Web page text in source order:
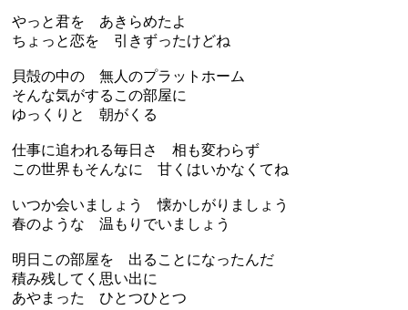
やっと君を あきらめたよ
ちょっと恋を 引きずったけどね
貝殻の中の 無人のプラットホーム
そんな気がするこの部屋に
ゆっくりと 朝がくる
仕事に追われる毎日さ 相も変わらず
この世界もそんなに 甘くはいかなくてね
いつか会いましょう 懐かしがりましょう
春のような 温もりでいましょう
明日この部屋を 出ることになったんだ
積み残してく思い出に
あやまった ひとつひとつ